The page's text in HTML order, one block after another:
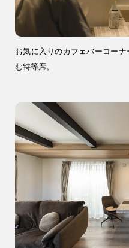
お気に入りのカフェバーコー
む特等席。
会社情報
営業時間
（定休／水曜日
注文住宅
0120-